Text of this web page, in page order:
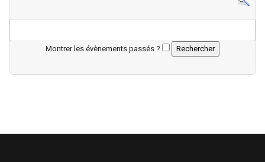
Montrer les évènements passés ?